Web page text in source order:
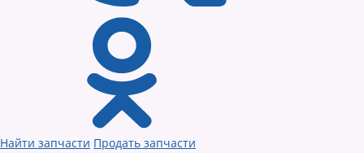
Найти запчасти Продать запчасти